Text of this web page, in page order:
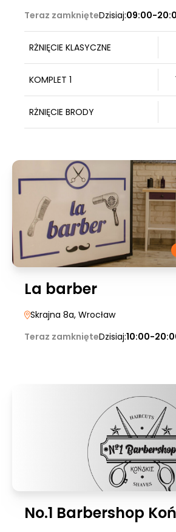
Teraz zamknięteDzisiaj:09:00-
RŻNIĘCIE KLASYCZNE
KOMPLET 1
RŻNIĘCIE BRODY
La barber
Skrajna 8a, Wrocław
Teraz zamknięteDzisiaj:10:00-
No.1 Barbershop